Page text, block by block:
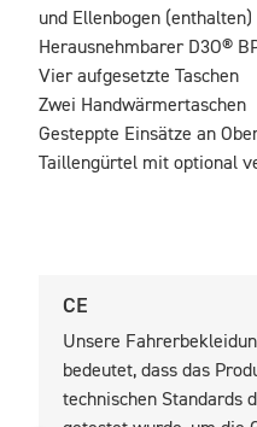
und Ellenbogen (enthalten)
Herausnehmbarer D3O®
Vier aufgesetzte Taschen
Zwei Handwärmertaschen
Gesteppte Einsätze an
Taillengürtel mit optional
CE
Unsere
bedeutet, dass das
technischen Standards